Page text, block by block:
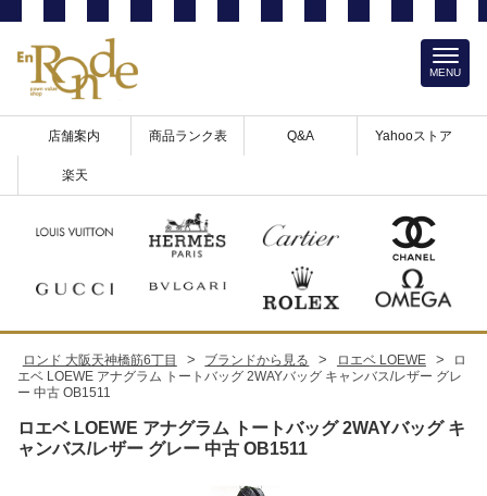
店舗案内 商品ランク表 Q&A Yahooストア
楽天
MENU
ロンド 大阪天神橋筋6丁目 > ブランドから見る > ロエベ LOEWE >
ロ
エベ LOEWE アナグラム トートバッグ 2WAYバッグ キャンバス/レザー グレ
ー 中古 OB1511
ロエベ LOEWE アナグラム トートバッグ 2WAYバッグ キ
ャンバス/レザー グレー 中古 OB1511